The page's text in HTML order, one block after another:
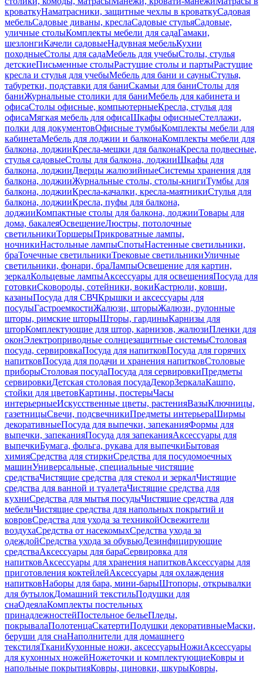
кроваткуНаматрасники, защитные чехлы в кроваткуСадовая
мебельСадовые диваны, креслаСадовые стульяСадовые,
уличные столыКомплекты мебели для садаГамаки,
шезлонгиКачели садовыеНадувная мебельКухни
походныеСтолы для садаМебель для учебыСтолы, стулья
детскиеПисьменные столыРастущие столы и партыРастущие
кресла и стулья для учебыМебель для бани и сауныСтулья,
табуретки, подставки для баниСкамьи для баниСтолы для
баниЖурнальные столики для баниМебель для кабинета и
офисаСтолы офисные, компьютерныеКресла, стулья для
офисаМягкая мебель для офисаШкафы офисныеСтеллажи,
полки для документовОфисные тумбыКомплекты мебели для
кабинетаМебель для лоджии и балконаКомплекты мебели для
балкона, лоджииКресла-мешки для балконаКресла подвесные,
стулья садовыеСтолы для балкона, лоджииШкафы для
балкона, лоджииДверцы жалюзийныеСистемы хранения для
балкона, лоджииЖурнальные столы, столы-книгиТумбы для
балкона, лоджииКресла-качалки, кресла-маятникиСтулья для
балкона, лоджииКресла, пуфы для балкона,
лоджииКомпактные столы для балкона, лоджииТовары для
дома, бакалеяОсвещениеЛюстры, потолочные
светильникиТоршерыПрикроватные лампы,
ночникиНастольные лампыСпотыНастенные светильники,
браТочечные светильникиТрековые светильникиУличные
светильники, фонари, браЛампыОсвещение для картин,
зеркалКольцевые лампыАксессуары для освещенияПосуда для
готовкиСковороды, сотейники, вокиКастрюли, ковши,
казаныПосуда для СВЧКрышки и аксессуары для
посудыГастроемкостиЖалюзи, шторыЖалюзи, рулонные
шторы, римские шторыШторы, гардиныКарнизы для
шторКомплектующие для штор, карнизов, жалюзиПленки для
оконЭлектроприводные солнцезащитные системыСтоловая
посуда, сервировкаПосуда для напитковПосуда для горячих
напитковПосуда для подачи и хранения напитковСтоловые
приборыСтоловая посудаПосуда для сервировкиПредметы
сервировкиДетская столовая посудаДекорЗеркалаКашпо,
стойки для цветовКартины, постерыЧасы
интерьерныеИскусственные цветы, растенияВазыКлючницы,
газетницыСвечи, подсвечникиПредметы интерьераШирмы
декоративныеПосуда для выпечки, запеканияФормы для
выпечки, запеканияПосуда для запеканияАксессуары для
выпечкиБумага, фольга, рукава для выпечкиБытовая
химияСредства для стиркиСредства для посудомоечных
машинУниверсальные, специальные чистящие
средстваЧистящие средства для стекол и зеркалЧистящие
средства для ванной и туалетаЧистящие средства для
кухниСредства для мытья посудыЧистящие средства для
мебелиЧистящие средства для напольных покрытий и
ковровСредства для ухода за техникойОсвежители
воздухаСредства от насекомыхСредства ухода за
одеждойСредства ухода за обувьюДезинфицирующие
средстваАксессуары для бараСервировка для
напитковАксессуары для хранения напитковАксессуары для
приготовления коктейлейАксессуары для охлаждения
напитковНаборы для бара, мини-барыШтопоры, открывалки
для бутылокДомашний текстильПодушки для
снаОдеялаКомплекты постельных
принадлежностейПостельное бельеПледы,
покрывалаПолотенцаСкатертиПодушки декоративныеМаски,
беруши для снаНаполнители для домашнего
текстиляТканиКухонные ножи, аксессуарыНожиАксессуары
для кухонных ножейНожеточки и комплектующиеКовры и
напольные покрытияКовры, циновки, шкурыКовры,